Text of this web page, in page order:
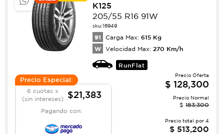
K125
205/55 R16 91W
sku:16949
91 Carga Max: 615 Kg
W Velocidad Max: 270 Km/h
RunFlat
Precio Especial:
6 cuotas x
(sin intereses)
$21,383
Pagando con:
Precio Oferta
$ 128,300
Precio Normal
$ 183,300
Precio total por 4
$ 513,200